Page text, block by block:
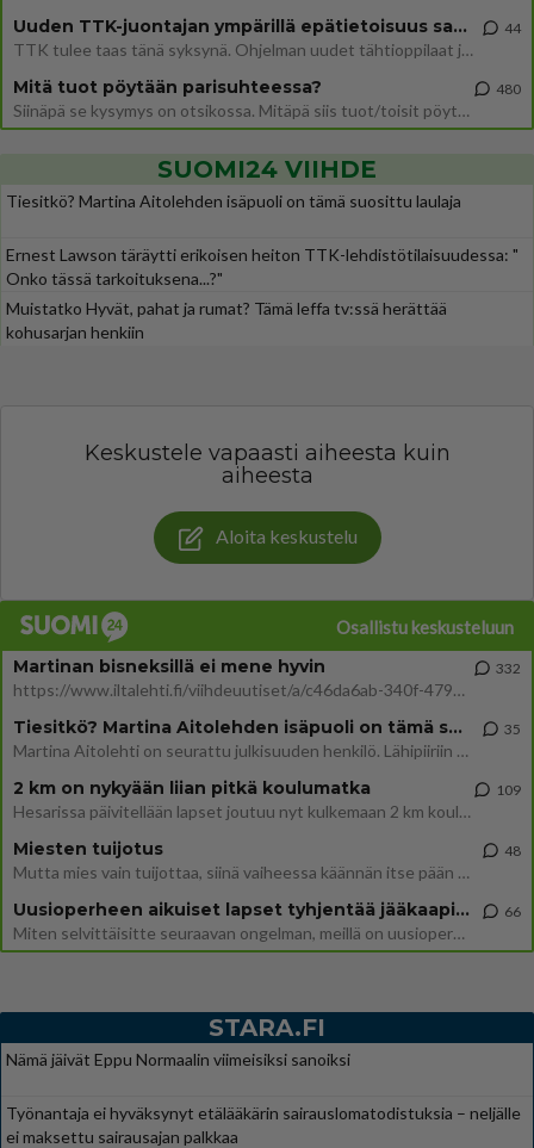
Uuden TTK-juontajan ympärillä epätietoisuus sakenee - Nyt MTV hämmentää soppaa
TTK tulee taas tänä syksynä. Ohjelman uudet tähtioppilaat julkistetaan torstaina 6. elokuuta klo 14 alkavassa lehdistö
44
Mitä tuot pöytään parisuhteessa?
Siinäpä se kysymys on otsikossa. Mitäpä siis tuot/toisit pöytään parisuhteessa? Oletko mies vai nainen? Koetko sen mitä
480
SUOMI24 VIIHDE
Tiesitkö? Martina Aitolehden isäpuoli on tämä suosittu laulaja
Ernest Lawson täräytti erikoisen heiton TTK-lehdistötilaisuudessa: "
Onko tässä tarkoituksena...?"
Muistatko Hyvät, pahat ja rumat? Tämä leffa tv:ssä herättää
kohusarjan henkiin
Keskustele vapaasti aiheesta kuin
aiheesta
Aloita keskustelu
Osallistu keskusteluun
Martinan bisneksillä ei mene hyvin
https://www.iltalehti.fi/viihdeuutiset/a/c46da6ab-340f-4790-aaa7-0865eed2336 Yrityksen konkurssihakemus on tullut kärä
332
Tiesitkö? Martina Aitolehden isäpuoli on tämä suosittu laulaja
Martina Aitolehti on seurattu julkisuuden henkilö. Lähipiiriin mahtuu muitakin tunnettuja henkilöitä. Tiesitkö, että Ma
35
2 km on nykyään liian pitkä koulumatka
Hesarissa päivitellään lapset joutuu nyt kulkemaan 2 km kouluun jösses. Ruostefillarilla tuo matka menee vaikka miten äk
109
Miesten tuijotus
Mutta mies vain tuijottaa, siinä vaiheessa käännän itse pään pois. Mikä juttu? Yleensä jos joku tuijottaa tai katsoo, hä
48
Uusioperheen aikuiset lapset tyhjentää jääkaapin käydessään
Miten selvittäisitte seuraavan ongelman, meillä on uusioperhe, minulla teini-ikäiset lapset ja puolisolla aikuiset, jotk
66
STARA.FI
Nämä jäivät Eppu Normaalin viimeisiksi sanoiksi
Työnantaja ei hyväksynyt etälääkärin sairauslomatodistuksia – neljälle
ei maksettu sairausajan palkkaa